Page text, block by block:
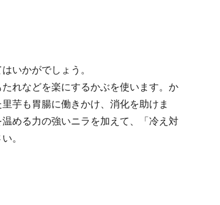
いかがでしょう。
れなどを楽にするかぶを使います。か
芋も胃腸に働きかけ、消化を助けま
める力の強いニラを加えて、「冷え対
。